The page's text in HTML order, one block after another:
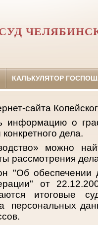
КАЛЬКУЛЯТОР
сайта
о
дела.
можно
рассмотрения
"Об
от
итоговые
персональных